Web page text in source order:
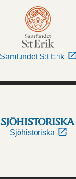
Samfundet S:t Erik
Sjöhistoriska